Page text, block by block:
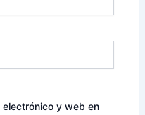
electrónico y web en